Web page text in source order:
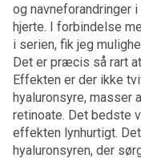
og navneforandringer
hjerte. I forbindelse
i serien, fik jeg
Det er præcis så rart
Effekten er der ikke
hyaluronsyre, masser
retinoate. Det bedste
effekten lynhurtigt.
hyaluronsyren, der